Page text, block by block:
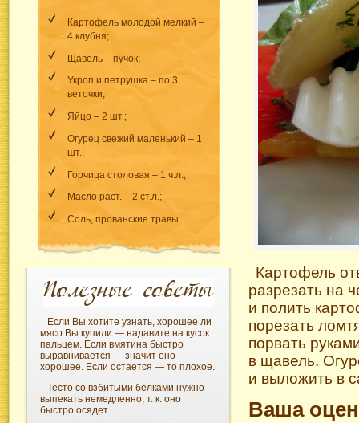
Картофель молодой мелкий –
4 клубня;
Щавель – пучок;
Укроп и петрушка – по 3
веточки;
Яйцо – 2 шт.;
Огурец свежий маленький – 1
шт.;
Горчица столовая – 1 ч.л.;
Масло раст. – 2 ст.л.;
Соль, прованские травы.
Если Вы хотите узнать, хорошее ли
мясо Вы купили — надавите на кусок
пальцем. Если вмятина быстро
выравнивается — значит оно
хорошее. Если остается — то плохое.
Тесто со взбитыми белками нужно
выпекать немедленно, т. к. оно
быстро осядет.
Картофель
разрезать на
и полить
порезать
порвать
в щавель.
и выложить в
Ваша